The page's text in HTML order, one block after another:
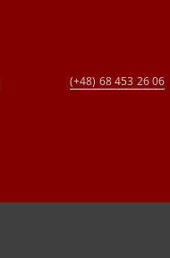
(+48) 68 453 26 06